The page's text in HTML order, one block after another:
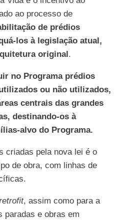
ao processo de
de prédios
los à legislação atual,
original.
no Programa prédios
ou não utilizados,
centrais das grandes
destinando-os à
alvo do Programa.
criadas pela nova lei é o
de obra, com linhas de
, assim como para a
paradas e obras em